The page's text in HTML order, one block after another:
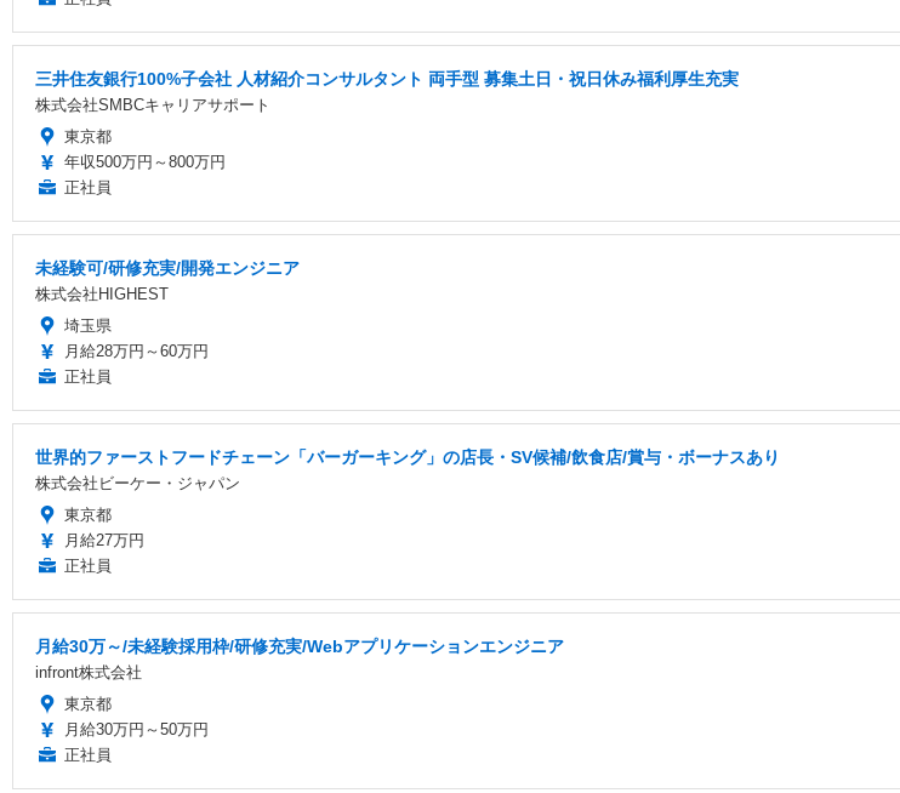
三井住友銀行100%子会社 人材紹介コンサルタント 両手型 募集土日・祝日休み福利厚生充実
株式会社SMBCキャリアサポート
東京都
年収500万円～800万円
正社員
未経験可/研修充実/開発エンジニア
株式会社HIGHEST
埼玉県
月給28万円～60万円
正社員
世界的ファーストフードチェーン「バーガーキング」の店長・SV候補/飲食店/賞与・ボーナスあり
株式会社ビーケー・ジャパン
東京都
月給27万円
正社員
月給30万～/未経験採用枠/研修充実/Webアプリケーションエンジニア
infront株式会社
東京都
月給30万円～50万円
正社員